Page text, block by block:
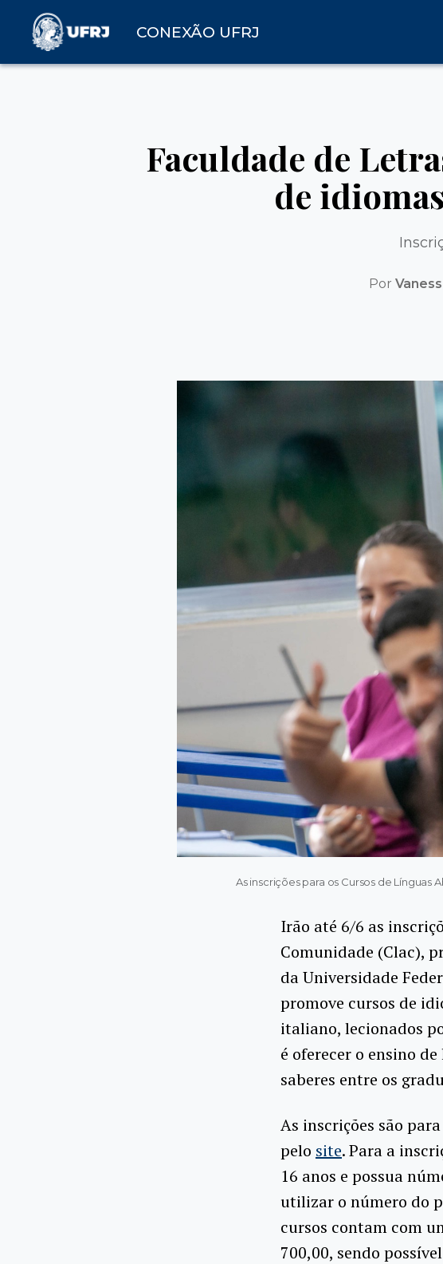
CONEXÃO UFRJ
Faculdade de
de
Por
As inscrições para os Cursos de Línguas
Irão até 6/6 as
Comunidade (Clac),
da Universidade
promove cursos de
italiano, lecionados
é oferecer o ensino
saberes entre os
As inscrições são
pelo site. Para a
16 anos e possua
utilizar o número do
cursos contam com
700,00, sendo